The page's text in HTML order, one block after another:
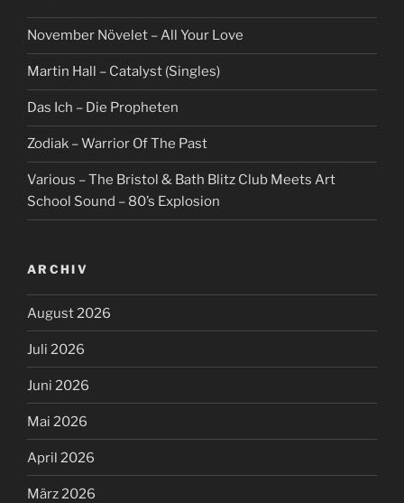
November Növelet – All Your Love
Martin Hall – Catalyst (Singles)
Das Ich – Die Propheten
Zodiak – Warrior Of The Past
Various – The Bristol & Bath Blitz Club Meets Art
School Sound – 80’s Explosion
ARCHIV
August 2026
Juli 2026
Juni 2026
Mai 2026
April 2026
März 2026